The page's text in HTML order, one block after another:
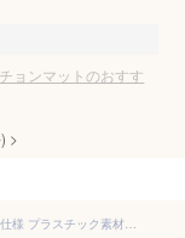
ョンマットのおすす
>
北欧風 ランチョンマット 5枚セット 裏面滑り止め仕様 プラスチック素材なので撥水性も 汚れてもサッと拭き取り可能 カラフル おしゃれ ランチマット 43.5×30cm